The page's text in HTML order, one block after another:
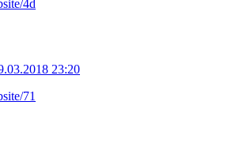
4d
23:20
71